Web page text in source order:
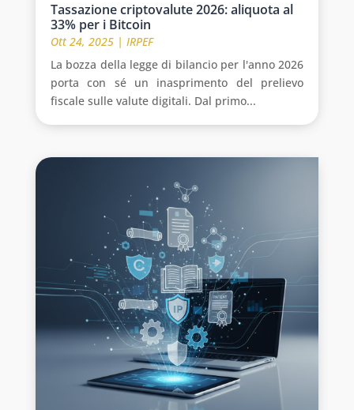
Tassazione criptovalute 2026: aliquota al
33% per i Bitcoin
Ott 24, 2025| IRPEF
La bozza della legge di bilancio per l'anno 2026
porta con sé un inasprimento del prelievo
fiscale sulle valute digitali. Dal primo...